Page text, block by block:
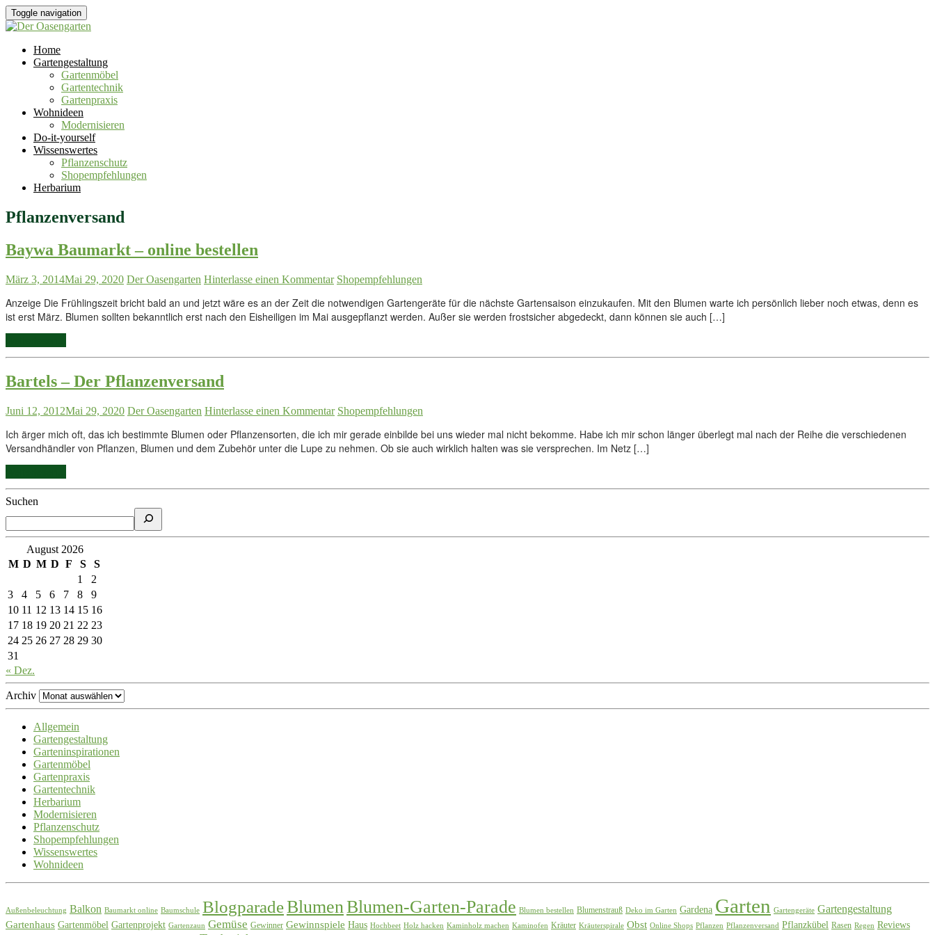
Toggle navigation
Home
Gartengestaltung
Gartenmöbel
Gartentechnik
Gartenpraxis
Wohnideen
Modernisieren
Do-it-yourself
Wissenswertes
Pflanzenschutz
Shopempfehlungen
Herbarium
Pflanzenversand
Baywa Baumarkt – online bestellen
März 3, 2014Mai 29, 2020 Der Oasengarten Hinterlasse einen Kommentar Shopempfehlungen
Anzeige Die Frühlingszeit bricht bald an und jetzt wäre es an der Zeit die notwendigen Gartengeräte für die nächste Gartensaison einzukaufen. Mit den Blumen warte ich persönlich lieber noch etwas, denn es
ist erst März. Blumen sollten bekanntlich erst nach den Eisheiligen im Mai ausgepflanzt werden. Außer sie werden frostsicher abgedeckt, dann können sie auch […]
Bartels – Der Pflanzenversand
Juni 12, 2012Mai 29, 2020 Der Oasengarten Hinterlasse einen Kommentar Shopempfehlungen
Ich ärger mich oft, das ich bestimmte Blumen oder Pflanzensorten, die ich mir gerade einbilde bei uns wieder mal nicht bekomme. Habe ich mir schon länger überlegt mal nach der Reihe die verschiedenen
Versandhändler von Pflanzen, Blumen und dem Zubehör unter die Lupe zu nehmen. Ob sie auch wirklich halten was sie versprechen. Im Netz […]
Suchen
August 2026
M D M D F S
S
1
2
3
4 5 6 7 8
9
10 11 12 13 14 15 16
17 18 19 20 21 22 23
24 25 26 27 28 29 30
31
« Dez.
Archiv
Allgemein
Gartengestaltung
Garteninspirationen
Gartenmöbel
Gartenpraxis
Gartentechnik
Herbarium
Modernisieren
Pflanzenschutz
Shopempfehlungen
Wissenswertes
Wohnideen
Außenbeleuchtung Balkon Baumarkt online Baumschule BlogparadeBlumenBlumen-Garten-Parade Blumen bestellen Blumenstrauß Deko im Garten Gardena Garten Gartengeräte Gartengestaltung
Gartenhaus Gartenmöbel Gartenprojekt Gartenzaun Gemüse Gewinner Gewinnspiele Haus Hochbeet Holz hacken Kaminholz machen Kaminofen Kräuter Kräuterspirale Obst Online Shops Pflanzen Pflanzenversand Pflanzkübel Rasen Regen Reviews